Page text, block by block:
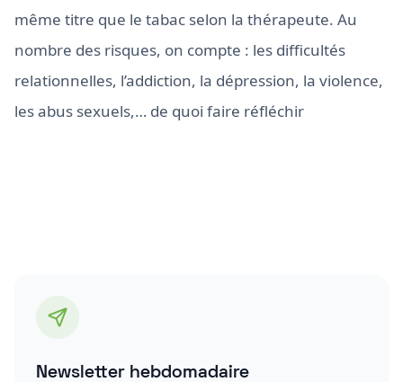
même titre que le tabac selon la thérapeute. Au
nombre des risques, on compte : les difficultés
relationnelles, l’addiction, la dépression, la violence,
les abus sexuels,… de quoi faire réfléchir
Newsletter hebdomadaire